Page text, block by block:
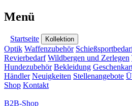
Menü
Startseite Kollektion
Optik Waffenzubehör
Revierbedarf Wildbergen und Zerlegen
Hundezubehör Bekleidung
Händler Neuigkeiten Stellenangebote
Shop Kontakt
B2B-Shop